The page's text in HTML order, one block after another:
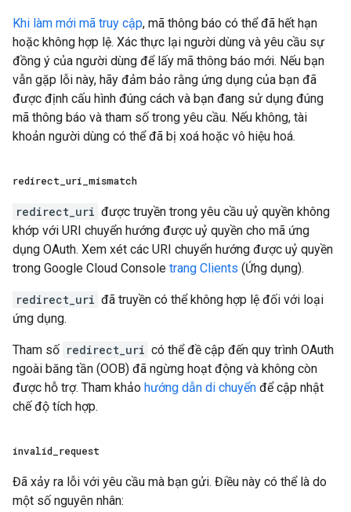
Khi làm mới mã truy cập, mã thông báo có thể đã hết hạn
hoặc không hợp lệ. Xác thực lại người dùng và yêu cầu sự
đồng ý của người dùng để lấy mã thông báo mới. Nếu bạn
vẫn gặp lỗi này, hãy đảm bảo rằng ứng dụng của bạn đã
được định cấu hình đúng cách và bạn đang sử dụng đúng
mã thông báo và tham số trong yêu cầu. Nếu không, tài
khoản người dùng có thể đã bị xoá hoặc vô hiệu hoá.
redirect uri mismatch
redirect_uri được truyền trong yêu cầu uỷ quyền không
khớp với URI chuyển hướng được uỷ quyền cho mã ứng
dụng OAuth. Xem xét các URI chuyển hướng được uỷ quyền
trong Google Cloud Console trang Clients (Ứng dụng).
redirect_uri đã truyền có thể không hợp lệ đối với loại
ứng dụng.
Tham số redirect_uri có thể đề cập đến quy trình OAuth
ngoài băng tần (OOB) đã ngừng hoạt động và không còn
được hỗ trợ. Tham khảo hướng dẫn di chuyển để cập nhật
chế độ tích hợp.
invalid request
Đã xảy ra lỗi với yêu cầu mà bạn gửi. Điều này có thể là do
một số nguyên nhân: